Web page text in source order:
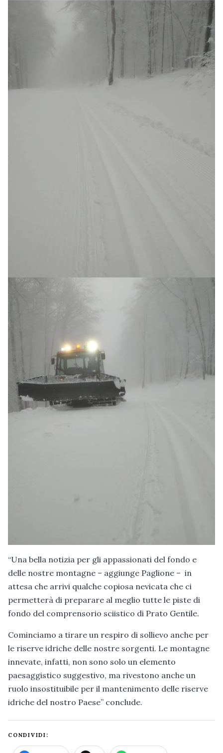
“Una bella notizia per gli appassionati del fondo e
delle nostre montagne – aggiunge Paglione – in
attesa che arrivi qualche copiosa nevicata che ci
permetterà di preparare al meglio tutte le piste di
fondo del comprensorio sciistico di Prato Gentile.
Cominciamo a tirare un respiro di sollievo anche per
le riserve idriche delle nostre sorgenti. Le montagne
innevate, infatti, non sono solo un elemento
paesaggistico suggestivo, ma rivestono anche un
ruolo insostituibile per il mantenimento delle riserve
idriche del nostro Paese” conclude.
CONDIVIDI: